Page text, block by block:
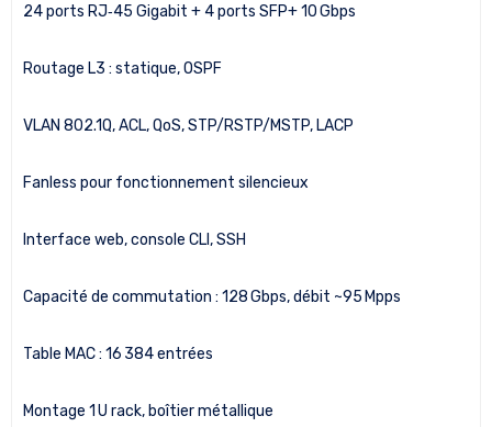
24 ports RJ‑45 Gigabit + 4 ports SFP+ 10 Gbps
Routage L3 : statique, OSPF
VLAN 802.1Q, ACL, QoS, STP/RSTP/MSTP, LACP
Fanless pour fonctionnement silencieux
Interface web, console CLI, SSH
Capacité de commutation : 128 Gbps, débit ~95 Mpps
Table MAC : 16 384 entrées
Montage 1 U rack, boîtier métallique